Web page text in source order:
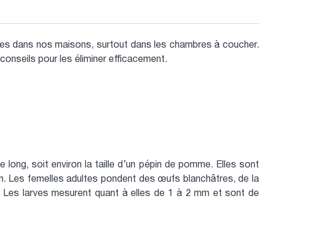
dans nos maisons, surtout dans les chambres à coucher.
pour les éliminer efficacement.
soit environ la taille d’un pépin de pomme. Elles sont
Les femelles adultes pondent des œufs blanchâtres, de la
larves mesurent quant à elles de 1 à 2 mm et sont de